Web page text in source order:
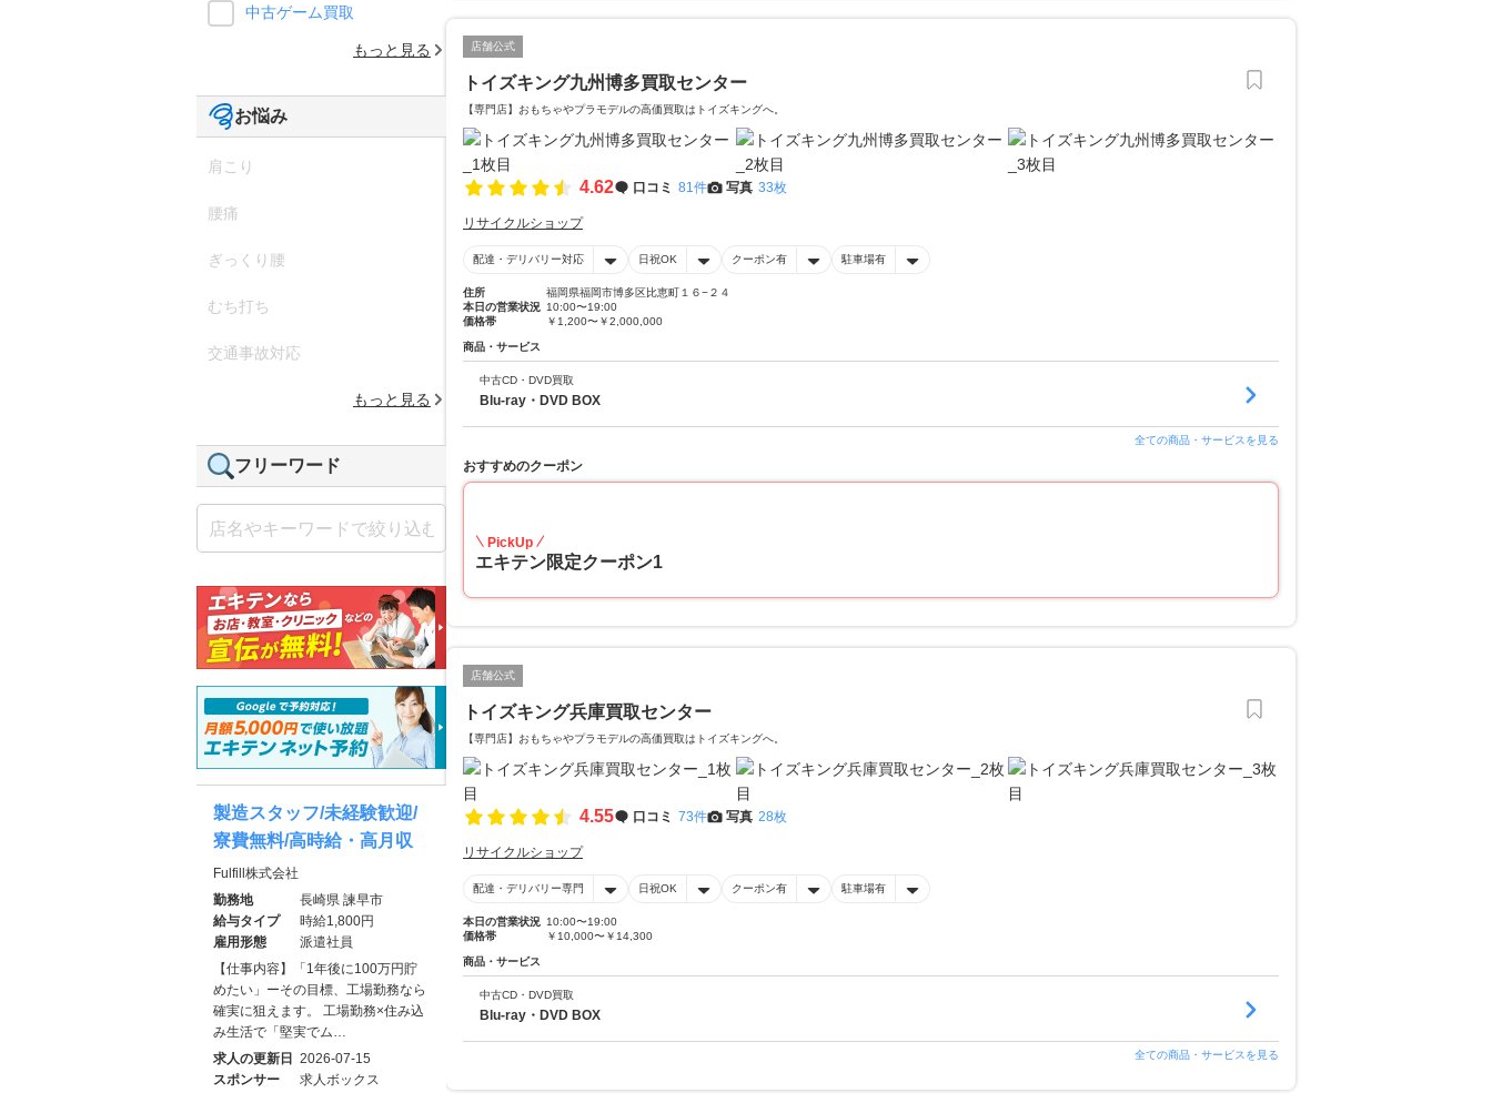
店舗公式
トイズキング九州博多買取センター
【専門店】おもちゃやプラモデルの高価買取はトイズキングへ。‎
4.62 口コミ 81件 写真 33枚
リサイクルショップ
配達・デリバリー対応 日祝OK クーポン有 駐車場有
住所
福岡県福岡市博多区比恵町１６−２４
本日の営業状況 10:00〜19:00
価格帯
￥1,200〜￥2,000,000
商品・サービス
中古CD・DVD買取
Blu-ray・DVD BOX
全ての商品・サービスを見る
おすすめのクーポン
PickUp
エキテン限定クーポン1
店舗公式
トイズキング兵庫買取センター
【専門店】おもちゃやプラモデルの高価買取はトイズキングへ。‎
4.55 口コミ 73件 写真 28枚
リサイクルショップ
配達・デリバリー専門 日祝OK クーポン有 駐車場有
本日の営業状況 10:00〜19:00
価格帯
￥10,000〜￥14,300
商品・サービス
中古CD・DVD買取
Blu-ray・DVD BOX
全ての商品・サービスを見る
中古ゲーム買取
もっと見る
お悩み
肩こり
腰痛
ぎっくり腰
むち打ち
交通事故対応
もっと見る
フリーワード
製造スタッフ/未経験歓迎/
寮費無料/高時給・高月収
Fulfill株式会社
勤務地
長崎県 諫早市
給与タイプ
時給1,800円
雇用形態
派遣社員
【仕事内容】「1年後に100万円貯
めたい」ーその目標、工場勤務なら
確実に狙えます。 工場勤務×住み込
み生活で「堅実でム…
求人の更新日
2026-07-15
スポンサー
求人ボックス